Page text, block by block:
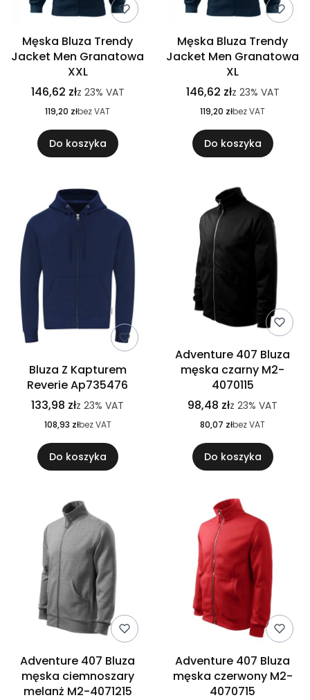
Męska Bluza Trendy
Jacket Men Granatowa
XXL
146,62 złz 23% VAT
119,20 złbez VAT
Do koszyka
Męska Bluza Trendy
Jacket Men Granatowa
XL
146,62 złz 23% VAT
119,20 złbez VAT
Do koszyka
Bluza Z Kapturem
Reverie Ap735476
133,98 złz 23% VAT
108,93 złbez VAT
Do koszyka
Adventure 407 Bluza
męska czarny M2-
4070115
98,48 złz 23% VAT
80,07 złbez VAT
Do koszyka
Adventure 407 Bluza
męska ciemnoszary
melanż M2-4071215
Adventure 407 Bluza
męska czerwony M2-
4070715